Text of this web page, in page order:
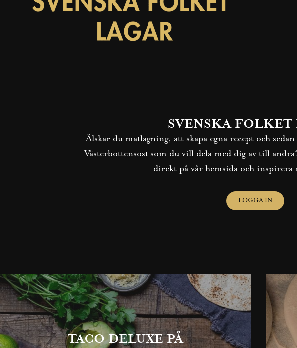
SVENSKA FOLKET
Älskar du matlagning, att skapa egna recept och
Västerbottensost som du vill dela med dig av till
direkt på vår hemsida och inspirera
LOGGA IN
TACO DELUXE PÅ